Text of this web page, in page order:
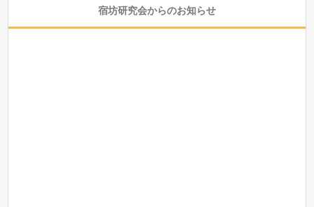
宿坊研究会からのお知らせ